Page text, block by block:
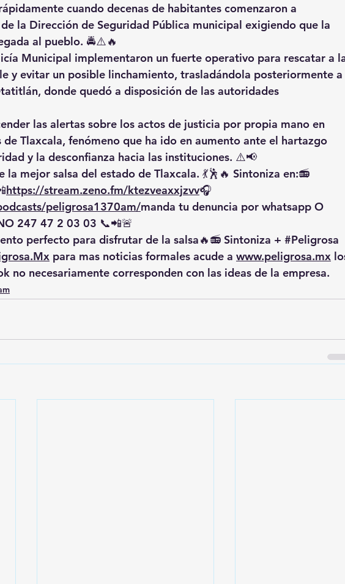
cuando decenas de habitantes comenzaron a
la Dirección de Seguridad Pública municipal exigiendo que la
al pueblo. 🚔⚠️🔥
Municipal implementaron un fuerte operativo para rescatar a
y evitar un posible linchamiento, trasladándola posteriormente a
donde quedó a disposición de las autoridades
las alertas sobre los actos de justicia por propia mano en
Tlaxcala, fenómeno que ha ido en aumento ante el hartazgo
y la desconfianza hacia las instituciones. ⚠️📢
la mejor salsa del estado de Tlaxcala. 💃🕺🔥 Sintoniza en:📻
https://stream.zeno.fm/ktezveaxxjzvv🎧
peligrosa1370am/manda tu denuncia por whatsapp O
247 47 2 03 03 📞📲🚨
perfecto para disfrutar de la salsa🔥📻 Sintoniza + #Peligrosa
para mas noticias formales acude a www.peligrosa.mx
no necesariamente corresponden con las ideas de la empresa.